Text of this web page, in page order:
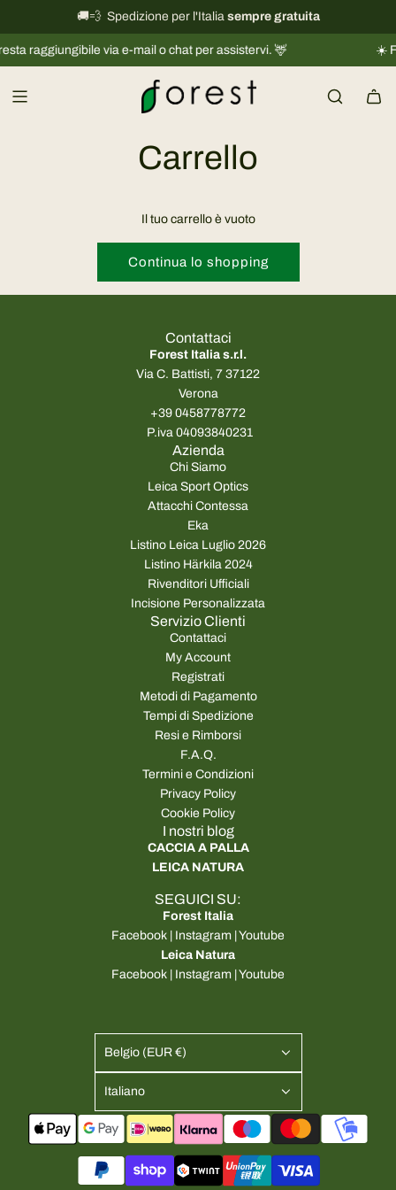
a
i
🚚💨 Spedizione per l'Italia sempre gratuita
International shipping information→
raggiungibile via e-mail o chat per assistervi. 🦌 ☀️
Carrello
Il tuo carrello è vuoto
Continua lo shopping
Contattaci
Forest Italia s.r.l.
Via C. Battisti, 7 37122
Verona
+39 0458778772
P.iva 04093840231
Azienda
Chi Siamo
Leica Sport Optics
Attacchi Contessa
Eka
Listino Leica Luglio 2026
Listino Härkila 2024
Rivenditori Ufficiali
Incisione Personalizzata
Servizio Clienti
Contattaci
My Account
Registrati
Metodi di Pagamento
Tempi di Spedizione
Resi e Rimborsi
F.A.Q.
Termini e Condizioni
Privacy Policy
Cookie Policy
I nostri blog
CACCIA A PALLA
LEICA NATURA
SEGUICI SU:
Forest Italia
Facebook | Instagram |Youtube
Leica Natura
Facebook | Instagram |Youtube
Belgio (EUR €)
Italiano